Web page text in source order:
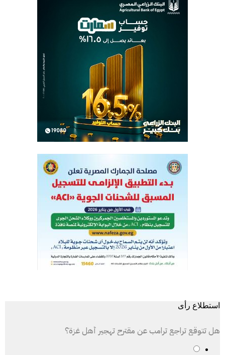
استطلاع رأى
هل تتوقع تراجع ترامب عن مقترح تهجير أهل غزة؟